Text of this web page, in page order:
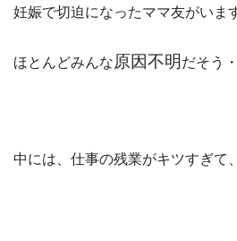
妊娠で切迫になったママ友がいま
ほとんどみんな原因不明 だそう
中には、仕事の残業がキツすぎて